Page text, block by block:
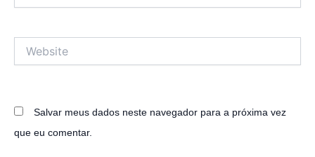
Salvar meus dados neste navegador para a próxima vez
que eu comentar.